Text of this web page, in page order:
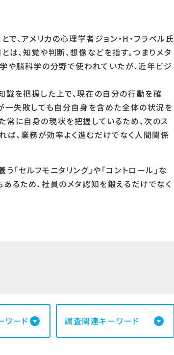
で、アメリカの心理学者ジョン・H・フラベル氏
は、知覚や判断、想像などを指す。つまりメタ
や脳科学の分野で使われていたが、近年ビジ
識を把握した上で、現在の自分の行動を確
一失敗しても自分自身を含めた全体の状況を
常に自身の現状を把握しているため、次のス
、業務が効率よく進むだけでなく人間関係
セルフモニタリング」や「コントロール」な
るため、社員のメタ認知を鍛えるだけでなく
ワード 調査関連キーワード